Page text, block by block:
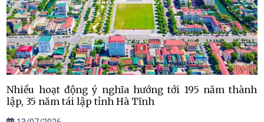
Nhiều hoạt động ý nghĩa hướng tới 195 năm thành
lập, 35 năm tái lập tỉnh Hà Tĩnh